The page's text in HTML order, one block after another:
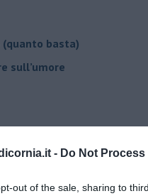
- Do Not
out of the sale, sharing to
(quanto basta)
sull’umore